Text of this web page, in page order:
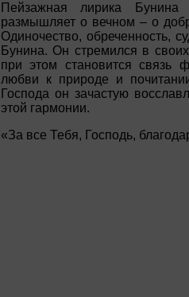
Пейзажная лирика Бунина
размышляет о вечном – о
Одиночество, обреченность,
Бунина. Он стремился в
при этом становится связь
любви к природе и
Господа он зачастую
этой гармонии.
«За все Тебя, Господь,